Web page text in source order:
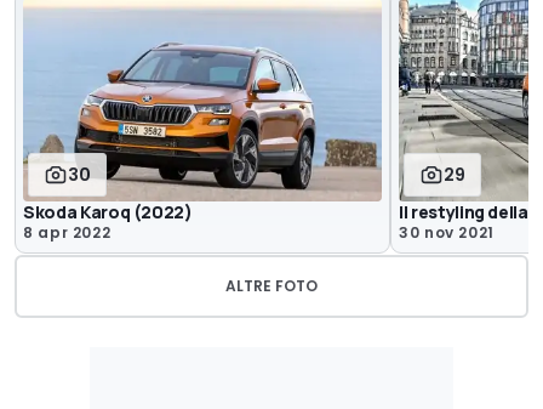
30
Skoda Karoq (2022)
8 apr 2022
29
Il restyling della
30 nov 2021
ALTRE FOTO